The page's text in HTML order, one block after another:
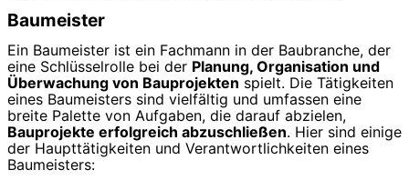
Baumeister
Ein Baumeister ist ein Fachmann in der Baubranche, der
eine Schlüsselrolle bei der Planung, Organisation und
Überwachung von Bauprojekten spielt. Die Tätigkeiten
eines Baumeisters sind vielfältig und umfassen eine
breite Palette von Aufgaben, die darauf abzielen,
Bauprojekte erfolgreich abzuschließen. Hier sind einige
der Haupttätigkeiten und Verantwortlichkeiten eines
Baumeisters: